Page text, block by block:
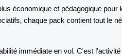
économique et pédagogique pour
chaque pack contient tout le
immédiate en vol. C'est